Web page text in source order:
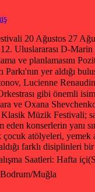
20 Ağustos 27
Uluslararası D-
ve planlamasını
yer aldığı
Lucienne
gibi önemli
ve Oxana
Müzik Festivali;
eden konserlerin yanı
atölyeleri,
farklı disiplinleri
Saatleri: Hafta
Muğla